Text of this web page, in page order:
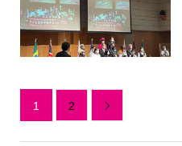
1 2 